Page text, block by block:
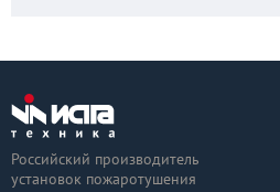
Российский производитель
установок пожаротушения